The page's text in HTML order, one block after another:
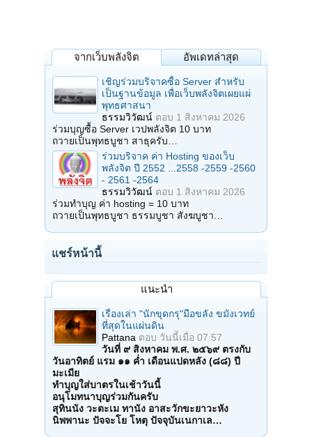
จากเว็บพลังจิต อัพเดทล่าสุด
เชิญร่วมบริจาคซื้อ Server สำหรับ
เป็นฐานข้อมูล เพื่อเว็บพลังจิตเผยแผ่
พุทธศาสนา
ธรรมวิวัฒน์ ตอบ 1 สิงหาคม 2026
ร่วมบุญซื้อ Server เวปพลังจิต 10 บาท
ถวายเป็นพุทธบูชา สาธุครับ…
ร่วมบริจาค ค่า Hosting ของเว็บ
พลังจิต ปี 2552 ...2558 -2559 -2560
- 2561 -2564
ธรรมวิวัฒน์ ตอบ 1 สิงหาคม 2026
ร่วมทำบุญ ค่า hosting = 10 บาท
ถวายเป็นพุทธบูชา ธรรมบูชา สังฆบูชา…
แชร์หน้านี้
แนะนำ
เรื่องเล่า "นักขุดกรุ"มือขลัง ขมังเวทย์
ที่สุดในแผ่นดิน
Pattana ตอบ วันนี้เมื่อ 07:57
วันที่ ๙ สิงหาคม พ.ศ. ๒๕๖๙ ตรงกับ
วันอาทิตย์ แรม ๑๑ ค่ำ เดือนแปดหลัง (๘๘) ปี
มะเมีย
ทำบุญใส่บาตรในเช้าวันนี้
อนุโมทนาบุญร่วมกันครับ
สุทินนัง วะตะเม ทานัง อาสะวักขะยาวะหัง
นิพพานะ ปัจจะโย โหตุ ปัจจุบันเนกาเล…